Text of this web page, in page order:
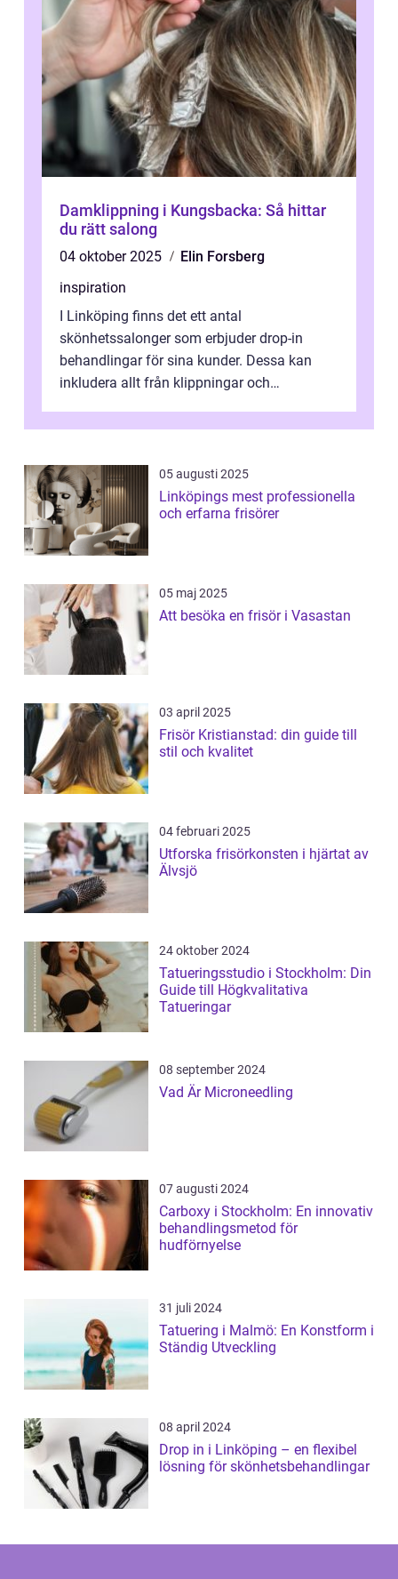
Damklippning i Kungsbacka: Så hittar
du rätt salong
04 oktober 2025
Elin Forsberg
inspiration
I Linköping finns det ett antal
skönhetssalonger som erbjuder drop-in
behandlingar för sina kunder. Dessa kan
inkludera allt från klippningar och
05 augusti 2025
Linköpings mest professionella
och erfarna frisörer
05 maj 2025
Att besöka en frisör i Vasastan
03 april 2025
Frisör Kristianstad: din guide till
stil och kvalitet
04 februari 2025
Utforska frisörkonsten i hjärtat av
Älvsjö
24 oktober 2024
Tatueringsstudio i Stockholm: Din
Guide till Högkvalitativa
Tatueringar
08 september 2024
Vad Är Microneedling
07 augusti 2024
Carboxy i Stockholm: En innovativ
behandlingsmetod för
hudförnyelse
31 juli 2024
Tatuering i Malmö: En Konstform i
Ständig Utveckling
08 april 2024
Drop in i Linköping – en flexibel
lösning för skönhetsbehandlingar